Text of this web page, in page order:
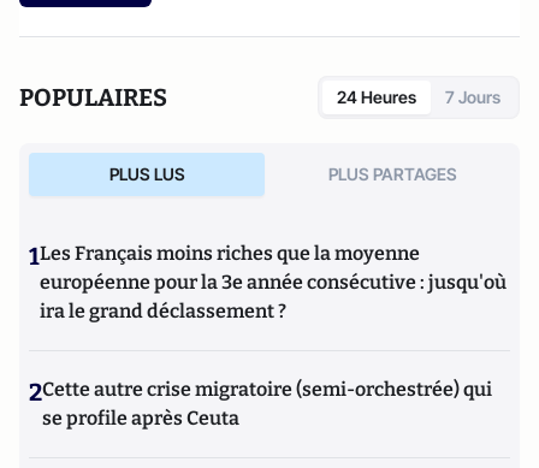
POPULAIRES 24 Heures 7 Jours
PLUS LUS PLUS PARTAGES
1Les Français moins riches que la moyenne
européenne pour la 3e année consécutive : jusqu'où
ira le grand déclassement ?
2Cette autre crise migratoire (semi-orchestrée) qui
se profile après Ceuta